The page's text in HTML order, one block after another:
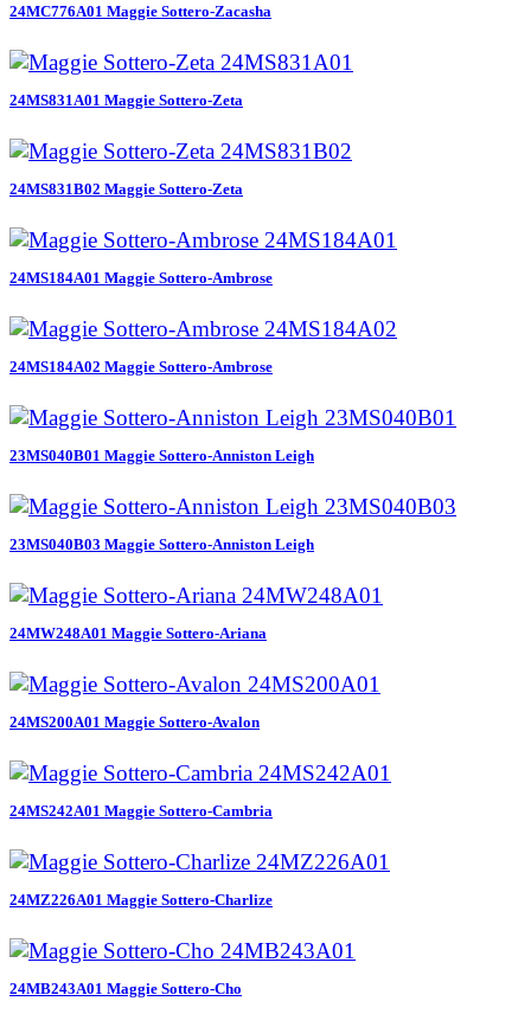
24MC776A01 Maggie Sottero-Zacasha
24MS831A01 Maggie Sottero-Zeta
24MS831B02 Maggie Sottero-Zeta
24MS184A01 Maggie Sottero-Ambrose
24MS184A02 Maggie Sottero-Ambrose
23MS040B01 Maggie Sottero-Anniston Leigh
23MS040B03 Maggie Sottero-Anniston Leigh
24MW248A01 Maggie Sottero-Ariana
24MS200A01 Maggie Sottero-Avalon
24MS242A01 Maggie Sottero-Cambria
24MZ226A01 Maggie Sottero-Charlize
24MB243A01 Maggie Sottero-Cho